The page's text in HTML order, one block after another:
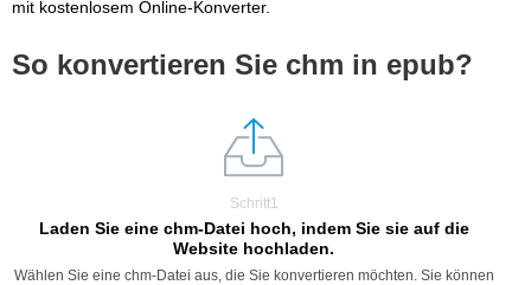
mit kostenlosem Online-Konverter.
So konvertieren Sie chm in epub?
Schritt1
Laden Sie eine chm-Datei hoch, indem Sie sie auf die
Website hochladen.
Wählen Sie eine chm-Datei aus, die Sie konvertieren möchten. Sie können